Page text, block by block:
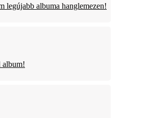
legújabb albuma hanglemezen!
album!